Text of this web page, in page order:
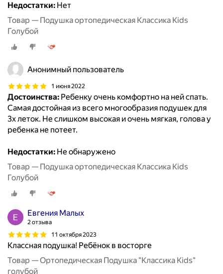
Недостатки: Нет
Товар — Подушка ортопедическая Классика Kids
Голубой
Анонимный пользователь
1 июня 2022
Достоинства: Ребенку очень комфортно на ней спать.
Самая достойная из всего многообразия подушек для
3х леток. Не слишком высокая и очень мягкая, голова у
ребенка не потеет.
Недостатки: Не обнаружено
Товар — Подушка ортопедическая Классика Kids
Голубой
Евгения Малых
2 отзыва
11 октября 2023
Классная подушка! Ребёнок в восторге
Товар — Ортопедическая Подушка "Классика Kids"
голубой